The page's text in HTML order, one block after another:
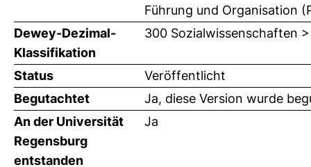
Führung und Organisation
Dewey-Dezimal-
Klassifikation
300 Sozialwissenschaften
Status
Veröffentlicht
Begutachtet
Ja, diese Version wurde
An der Universität
Regensburg
entstanden
Ja